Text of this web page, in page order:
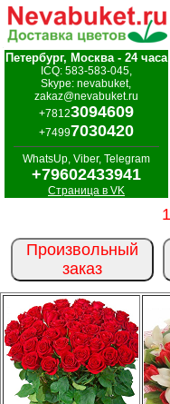
Петербург, Москва - 24 часа
ICQ: 583-583-045,
Skype: nevabuket,
zakaz@nevabuket.ru
+78123094609
+74997030420
WhatsUp, Viber, Telegram
+79602433941
Страница в VK
Произвольный
заказ